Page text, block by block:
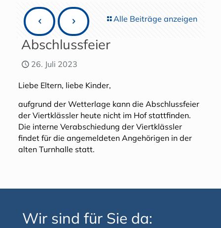
Alle Beiträge anzeigen
Abschlussfeier
26. Juli 2023
Liebe Eltern, liebe Kinder,
aufgrund der Wetterlage kann die Abschlussfeier
der Viertklässler heute nicht im Hof stattfinden.
Die interne Verabschiedung der Viertklässler
findet für die angemeldeten Angehörigen in der
alten Turnhalle statt.
Wir sind für Sie da: